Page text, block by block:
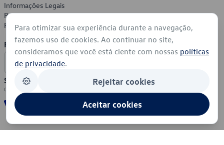
Informações Legais
Política de Privacidade
Política de Cookies
Formas de Pagamento
Segurança
Para otimizar sua experiência durante a navegação,
fazemos uso de cookies. Ao continuar no site,
consideramos que você está ciente com nossas políticas
de privacidade.
Rejeitar cookies
Aceitar cookies